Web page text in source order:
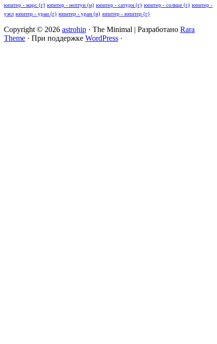
юпитер - марс (г) юпитер - нептун (н) юпитер - сатурн (г) юпитер - солнце (г) юпитер -
узел юпитер - уран (г) юпитер - уран (н) юпитер - юпитер (г)
Copyright © 2026 astrohip · The Minimal | Разработано Rara
Theme · При поддержке WordPress ·